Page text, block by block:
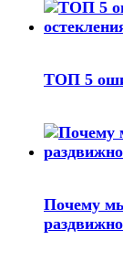
ТОП 5
Почему